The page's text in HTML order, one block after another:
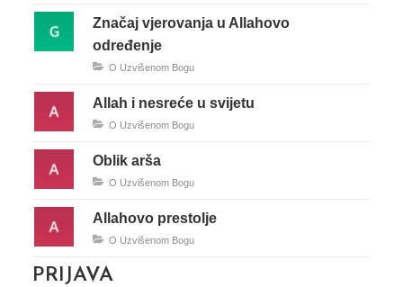
Značaj vjerovanja u Allahovo
određenje
O Uzvišenom Bogu
Allah i nesreće u svijetu
O Uzvišenom Bogu
Oblik arša
O Uzvišenom Bogu
Allahovo prestolje
O Uzvišenom Bogu
PRIJAVA